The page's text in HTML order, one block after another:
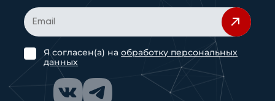
Я согласен(а) наобработку персональных
данных